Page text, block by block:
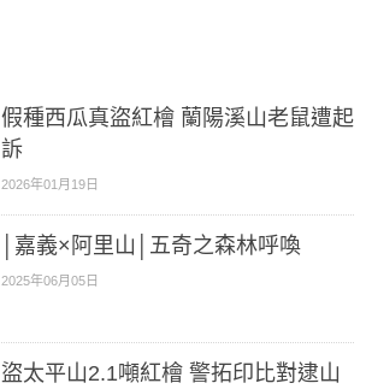
假種西瓜真盜紅檜 蘭陽溪山老鼠遭起
訴
2026年01月19日
│嘉義×阿里山│五奇之森林呼喚
2025年06月05日
盜太平山2.1噸紅檜 警拓印比對逮山